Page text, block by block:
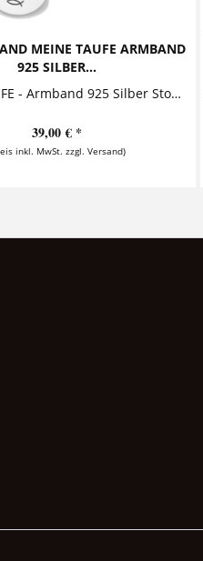
MEINE TAUFE ARMBAND
925 SILBER...
MEINE TAUFE - Armband 925 Silber Stoffarmband Dieses niedliche Armband zur Taufe besteht aus einem personalisierten Anhänger an einem Armband...
39,00 € *
inkl. MwSt. zzgl. Versand)